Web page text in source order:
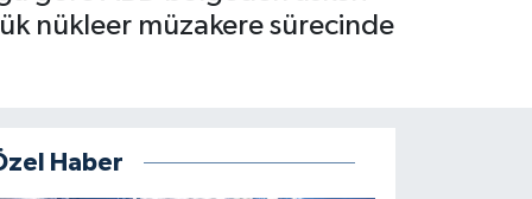
nükleer müzakere sürecinde
Haber